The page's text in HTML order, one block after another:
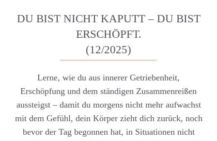
DU BIST NICHT KAPUTT – DU BIST
ERSCHÖPFT.
(12/2025)
Lerne, wie du aus innerer Getriebenheit,
Erschöpfung und dem ständigen Zusammenreißen
aussteigst – damit du morgens nicht mehr aufwachst
mit dem Gefühl, dein Körper zieht dich zurück, noch
bevor der Tag begonnen hat, in Situationen nicht